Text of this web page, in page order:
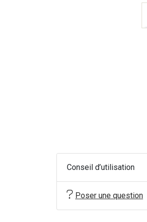
Conseil d’utilisation
Poser une question